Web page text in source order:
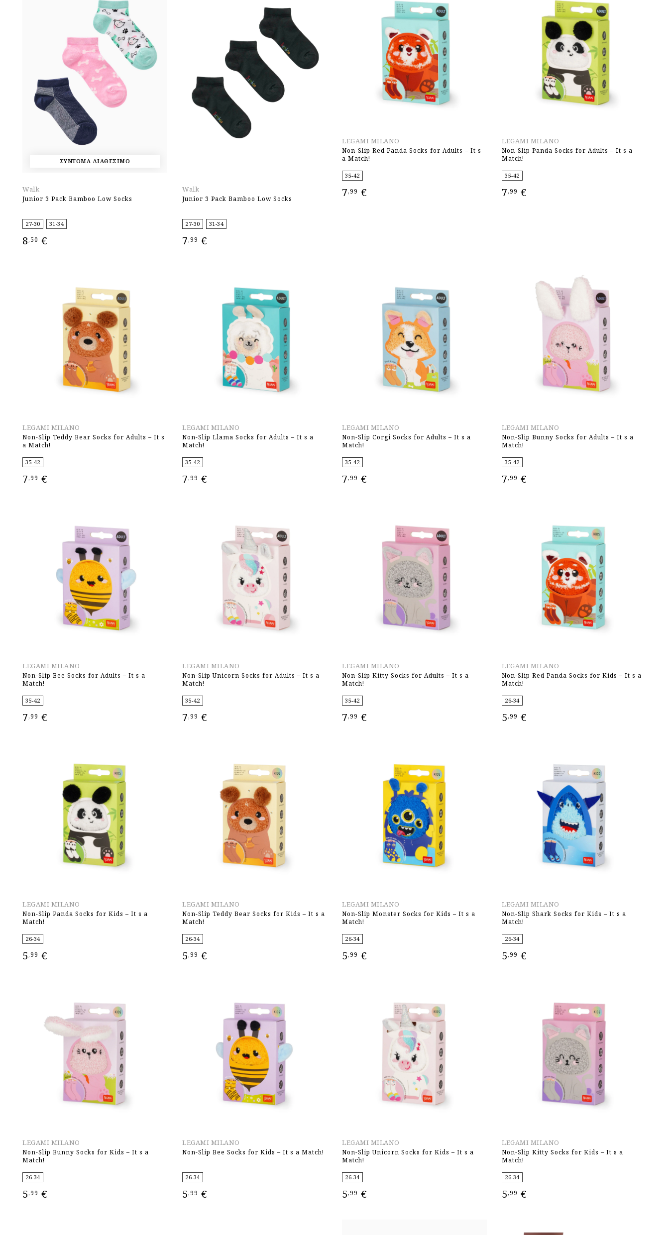
ΣΥΝΤΟΜΑ ΔΙΑΘΕΣΙΜΟ
Walk
Junior 3 Pack Bamboo Low Socks
27-30 31-34
8,50 €
Walk
Junior 3 Pack Bamboo Low Socks
27-30 31-34
7,99 €
LEGAMI MILANO
Non-Slip Red Panda Socks for Adults – It s
a Match!
35-42
7,99 €
LEGAMI MILANO
Non-Slip Panda Socks for Adults – It s a
Match!
35-42
7,99 €
LEGAMI MILANO
Non-Slip Teddy Bear Socks for Adults – It s
a Match!
35-42
7,99 €
LEGAMI MILANO
Non-Slip Llama Socks for Adults – It s a
Match!
35-42
7,99 €
LEGAMI MILANO
Non-Slip Corgi Socks for Adults – It s a
Match!
35-42
7,99 €
LEGAMI MILANO
Non-Slip Bunny Socks for Adults – It s a
Match!
35-42
7,99 €
LEGAMI MILANO
Non-Slip Bee Socks for Adults – It s a
Match!
35-42
7,99 €
LEGAMI MILANO
Non-Slip Unicorn Socks for Adults – It s a
Match!
35-42
7,99 €
LEGAMI MILANO
Non-Slip Kitty Socks for Adults – It s a
Match!
35-42
7,99 €
LEGAMI MILANO
Non-Slip Red Panda Socks for Kids – It s a
Match!
26-34
5,99 €
LEGAMI MILANO
Non-Slip Panda Socks for Kids – It s a
Match!
26-34
5,99 €
LEGAMI MILANO
Non-Slip Teddy Bear Socks for Kids – It s a
Match!
26-34
5,99 €
LEGAMI MILANO
Non-Slip Monster Socks for Kids – It s a
Match!
26-34
5,99 €
LEGAMI MILANO
Non-Slip Shark Socks for Kids – It s a
Match!
26-34
5,99 €
LEGAMI MILANO
Non-Slip Bunny Socks for Kids – It s a
Match!
26-34
5,99 €
LEGAMI MILANO
Non-Slip Bee Socks for Kids – It s a Match!
26-34
5,99 €
LEGAMI MILANO
Non-Slip Unicorn Socks for Kids – It s a
Match!
26-34
5,99 €
LEGAMI MILANO
Non-Slip Kitty Socks for Kids – It s a
Match!
26-34
5,99 €